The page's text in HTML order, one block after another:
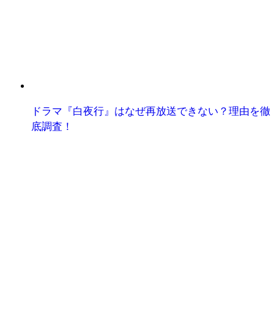
ドラマ『白夜行』はなぜ再放送できない？理由を徹
底調査！